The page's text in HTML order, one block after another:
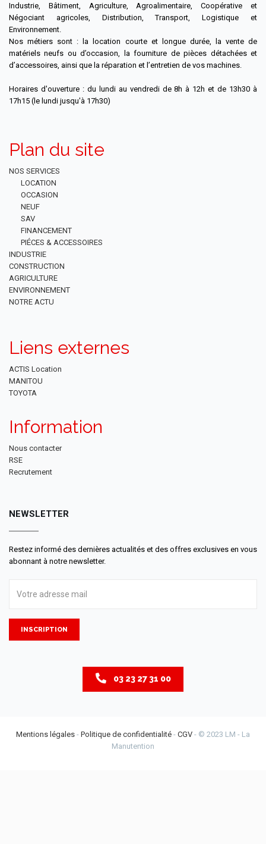
Industrie, Bâtiment, Agriculture, Agroalimentaire, Coopérative et
Négociant agricoles, Distribution, Transport, Logistique et
Environnement.
Nos métiers sont : la location courte et longue durée, la vente de
matériels neufs ou d’occasion, la fourniture de pièces détachées et
d’accessoires, ainsi que la réparation et l’entretien de vos machines.
Horaires d'ouverture : du lundi au vendredi de 8h à 12h et de 13h30 à
17h15 (le lundi jusqu'à 17h30)
Plan du site
NOS SERVICES
LOCATION
OCCASION
NEUF
SAV
FINANCEMENT
PIÉCES & ACCESSOIRES
INDUSTRIE
CONSTRUCTION
AGRICULTURE
ENVIRONNEMENT
NOTRE ACTU
Liens externes
ACTIS Location
MANITOU
TOYOTA
Information
Nous contacter
RSE
Recrutement
NEWSLETTER
Restez informé des dernières actualités et des offres exclusives en vous
abonnant à notre newsletter.
INSCRIPTION
03 23 27 31 00
Mentions légales - Politique de confidentialité - CGV - © 2023 LM - La
Manutention